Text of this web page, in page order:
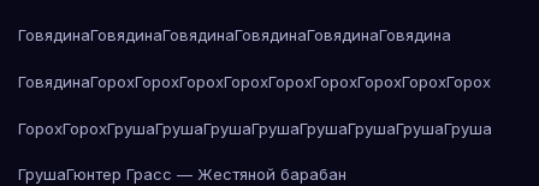
ГовядинаГовядинаГовядинаГовядинаГовядинаГовядина
ГовядинаГорохГорохГорохГорохГорохГорохГорохГорохГорох
ГорохГорохГрушаГрушаГрушаГрушаГрушаГрушаГрушаГруша
ГрушаГюнтер Грасс — Жестяной барабан